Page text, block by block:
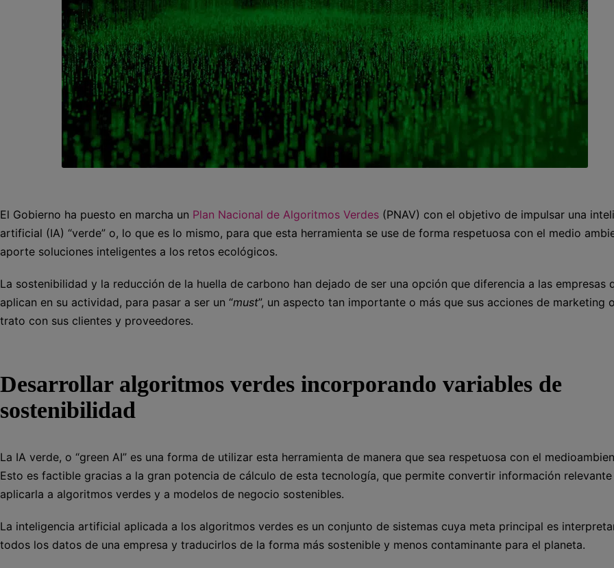
El Gobierno ha puesto en marcha un Plan Nacional de Algoritmos Verdes (PNAV) con el objetivo de impulsar una
artificial (IA) “verde” o, lo que es lo mismo, para que esta herramienta se use de forma respetuosa con el medio
aporte soluciones inteligentes a los retos ecológicos.
La sostenibilidad y la reducción de la huella de carbono han dejado de ser una opción que diferencia a las empresas
aplican en su actividad, para pasar a ser un “must”, un aspecto tan importante o más que sus acciones de marketing
trato con sus clientes y proveedores.
Desarrollar algoritmos verdes incorporando variables de
sostenibilidad
La IA verde, o “green AI” es una forma de utilizar esta herramienta de manera que sea respetuosa con el
Esto es factible gracias a la gran potencia de cálculo de esta tecnología, que permite convertir información relevante
aplicarla a algoritmos verdes y a modelos de negocio sostenibles.
La inteligencia artificial aplicada a los algoritmos verdes es un conjunto de sistemas cuya meta principal es
todos los datos de una empresa y traducirlos de la forma más sostenible y menos contaminante para el planeta.